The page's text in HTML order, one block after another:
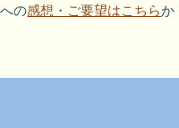
の感想・ご要望はこちらか